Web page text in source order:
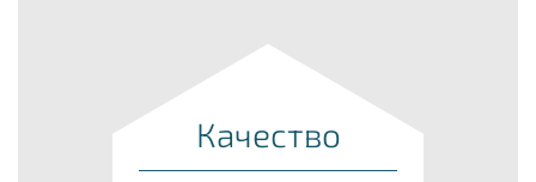
Качество